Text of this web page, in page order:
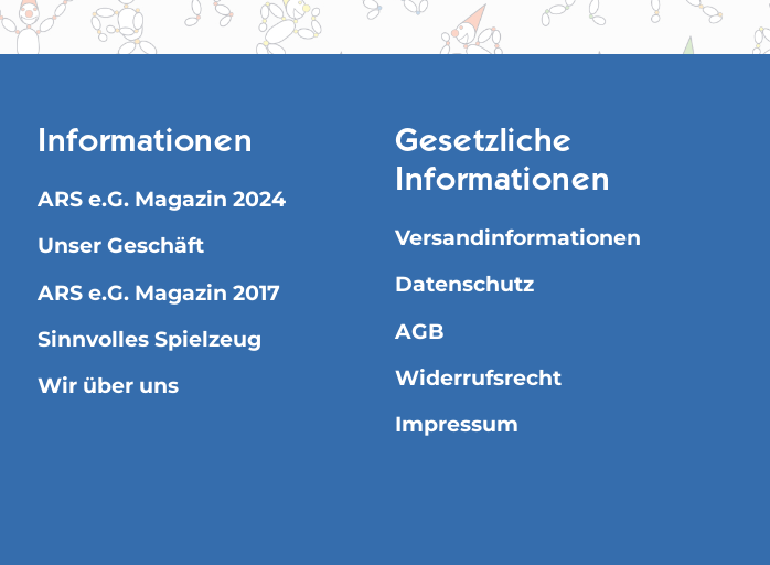
Informationen
ARS e.G. Magazin 2024
Unser Geschäft
ARS e.G. Magazin 2017
Sinnvolles Spielzeug
Wir über uns
Gesetzliche
Informationen
Versandinformationen
Datenschutz
AGB
Widerrufsrecht
Impressum